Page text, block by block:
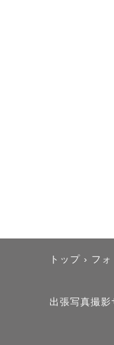
トップ › フォ
出張写真撮